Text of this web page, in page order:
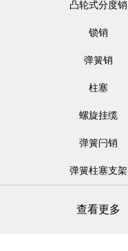
凸轮式分度销
锁销
弹簧销
柱塞
螺旋挂缆
弹簧闩销
弹簧柱塞支架
查看更多